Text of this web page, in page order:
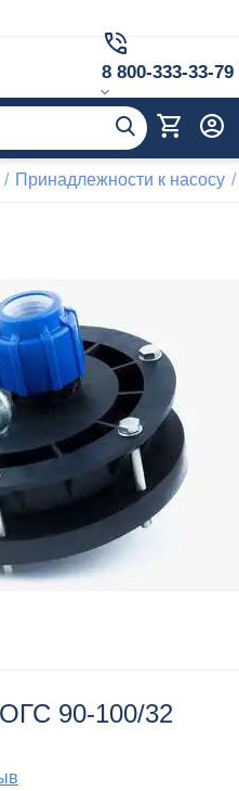
8 800-333-33-79
/ Принадлежности к насосу /
90-100/32